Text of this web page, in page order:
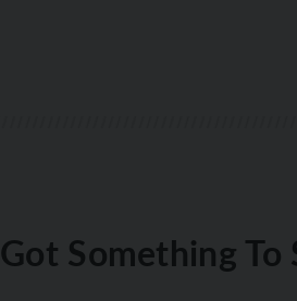
Got Something To